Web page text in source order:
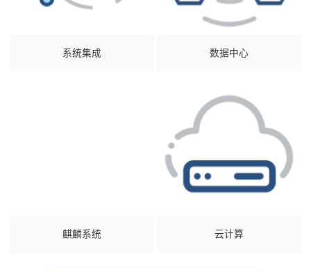
系统集成 数据中心
麒麟系统 云计算